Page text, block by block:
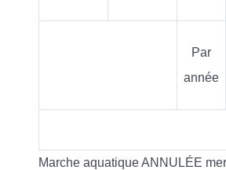
Par
année
Marche aquatique ANNULÉE